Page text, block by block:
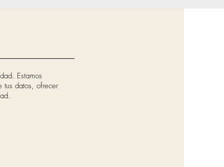
Estamos
datos, ofrecer